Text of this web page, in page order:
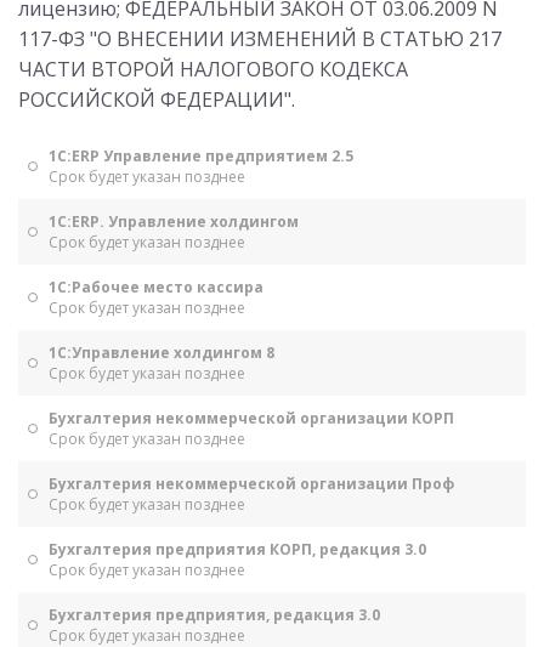
лицензию; ФЕДЕРАЛЬНЫЙ ЗАКОН ОТ 03.06.2009 N
117-ФЗ "О ВНЕСЕНИИ ИЗМЕНЕНИЙ В СТАТЬЮ 217
ЧАСТИ ВТОРОЙ НАЛОГОВОГО КОДЕКСА
РОССИЙСКОЙ ФЕДЕРАЦИИ".
1С:ERP Управление предприятием 2.5
Срок будет указан позднее
1С:ERP. Управление холдингом
Срок будет указан позднее
1С:Рабочее место кассира
Срок будет указан позднее
1С:Управление холдингом 8
Срок будет указан позднее
Бухгалтерия некоммерческой организации КОРП
Срок будет указан позднее
Бухгалтерия некоммерческой организации Проф
Срок будет указан позднее
Бухгалтерия предприятия КОРП, редакция 3.0
Срок будет указан позднее
Бухгалтерия предприятия, редакция 3.0
Срок будет указан позднее